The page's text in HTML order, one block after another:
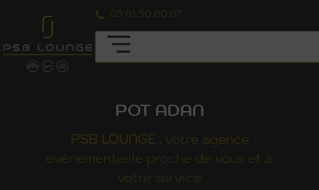
05 61 50 80 07
POT ADAN
PSB LOUNGE, votre agence
évènementielle proche de vous et à
votre service